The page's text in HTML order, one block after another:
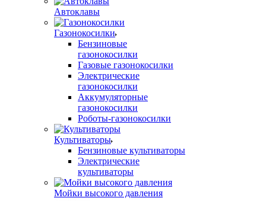
Автоклавы
Газонокосилки
Бензиновые
газонокосилки
Газовые газонокосилки
Электрические
газонокосилки
Аккумуляторные
газонокосилки
Роботы-газонокосилки
Культиваторы
Бензиновые культиваторы
Электрические
культиваторы
Мойки высокого давления